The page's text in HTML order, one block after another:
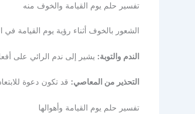
تفسير حلم يوم القيامة والخوف منه
الشعور بالخوف أثناء رؤية يوم القيامة
الندم والتوبة: يشير إلى ندم الرائي على
التحذير من المعاصي: قد تكون دعوة
تفسير حلم يوم القيامة وأهوالها